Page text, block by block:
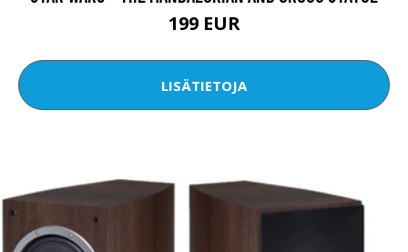
199 EUR
LISÄTIETOJA